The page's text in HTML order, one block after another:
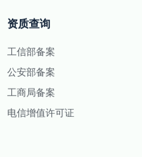
资质查询
工信部备案
公安部备案
工商局备案
电信增值许可证